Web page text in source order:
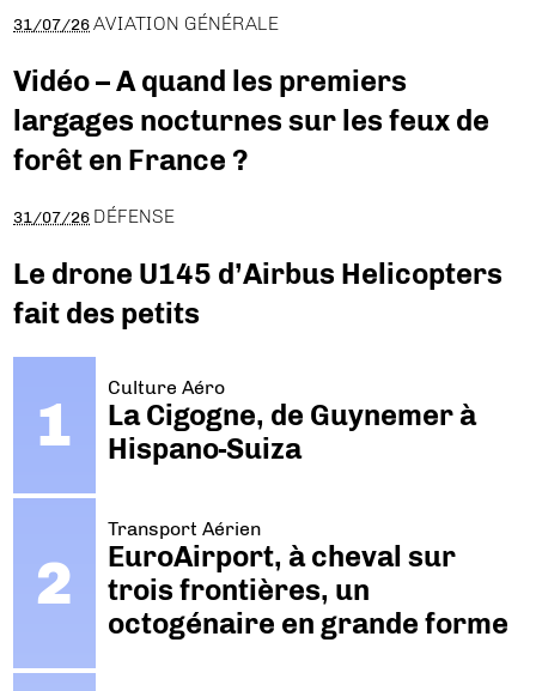
31/07/26 AVIATION GÉNÉRALE
Vidéo – A quand les premiers
largages nocturnes sur les feux de
forêt en France ?
31/07/26 DÉFENSE
Le drone U145 d’Airbus Helicopters
fait des petits
Culture Aéro
La Cigogne, de Guynemer à
Hispano-Suiza
Transport Aérien
EuroAirport, à cheval sur
trois frontières, un
octogénaire en grande forme